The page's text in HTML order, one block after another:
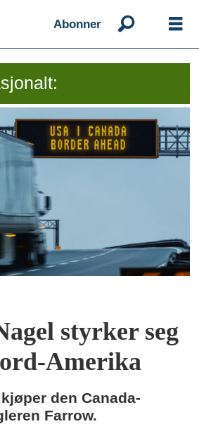
Abonner
styrker seg
Amerika
den Canada-
Farrow.